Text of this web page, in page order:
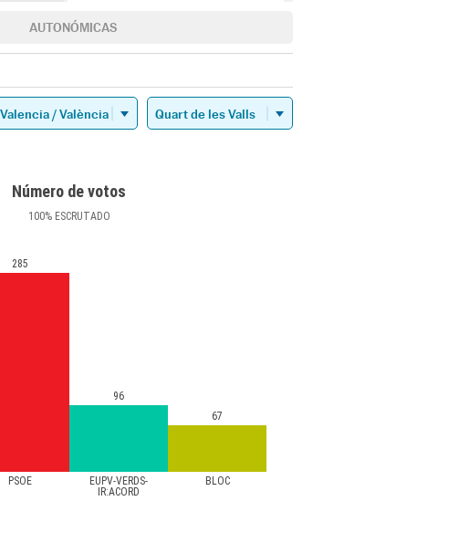
AUTONÓMICAS
Número de votos
100%ESCRUTADO
PSOE
EUPV-VERDS-
IR:ACORD
BLOC
285
96
67